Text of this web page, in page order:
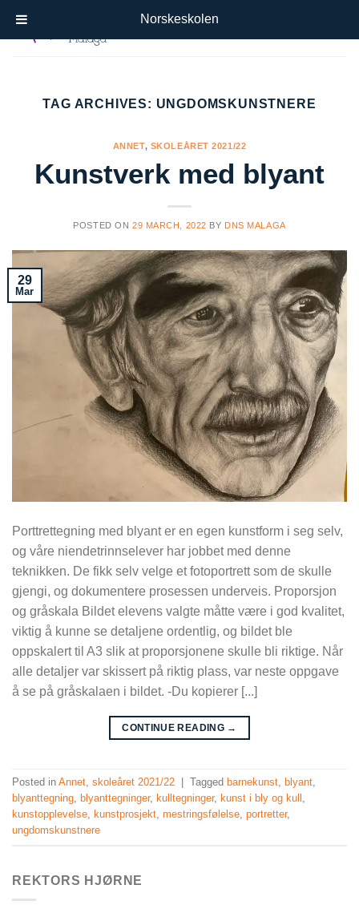
TAG ARCHIVES: UNGDOMSKUNSTNERE
ANNET, SKOLEÅRET 2021/22
Kunstverk med blyant
POSTED ON 29 MARCH, 2022 BY DNS MALAGA
29
Mar
Porttrettegning med blyant er en egen kunstform i seg selv,
og våre niendetrinnselever har jobbet med denne
teknikken. De fikk selv velge et fotoportrett som de skulle
gjengi, og dokumentere prosessen underveis. Proporsjon
og gråskala Bildet elevens valgte måtte være i god kvalitet,
viktig å kunne se detaljene ordentlig, og bildet ble
oppskalert til A3 slik at proporsjonene skulle bli riktige. Når
alle detaljer var skissert på riktig plass, var neste oppgave
å se på gråskalaen i bildet. -Du kopierer [...]
CONTINUE READING →
Posted in Annet skoleåret 2021/22 Tagged barnekunst blyant
blyanttegning
blyanttegninger, kulltegninger, kunst i bly og kull
kunstopplevelse
kunstprosjekt mestringsfølelse portretter,
ungdomskunstnere
REKTORS HJØRNE
Norskeskolen